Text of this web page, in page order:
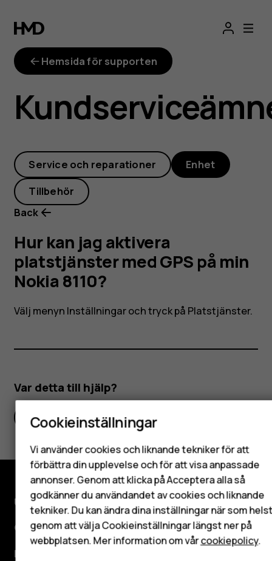
Hur
kan
jag
aktivera
platstjänster
med
GPS
på
min
Nokia
8110?
Smartphones
Mobiltelefoner
Tillbehör
HMD Terra M
Surfplattor
Mitt konto
Hemsida för supporten
Service och reparationer Enhet
Tillbehör
Back
Hur kan jag aktivera
platstjänster med GPS på min
Nokia 8110?
Välj menyn Inställningaroch tryck på Platstjänster.
Var detta till hjälp?
Ja Nej
Utforska
Om
Planet and people
Cookieinställningar
Vi använder cookies och liknande tekniker för att
förbättra din upplevelse och för att visa anpassade
annonser. Genom att klicka på Acceptera alla så
godkänner du användandet av cookies och liknande
tekniker. Du kan ändra dina inställningar när som helst
genom att välja Cookieinställningar längst ner på
webbplatsen. Mer information om vårcookiepolicy.